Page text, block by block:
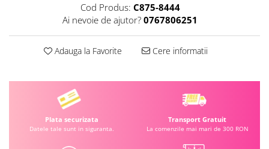
Cod Produs: C875-8444
Ai nevoie de ajutor? 0767806251
Adauga la Favorite Cere informatii
Plata securizata
Datele tale sunt in siguranta.
Transport Gratuit
La comenzile mai mari de 300 RON